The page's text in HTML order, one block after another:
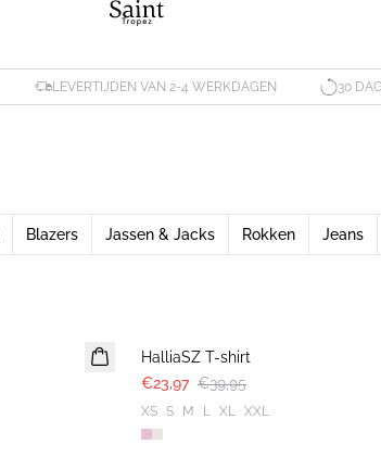
LEVERTIJDEN VAN 2-4 WERKDAGEN 30
Blazers Jassen & Jacks Rokken Jeans
HalliaSZ T-shirt
€23,97 €39,95
XS S M L XL XXL